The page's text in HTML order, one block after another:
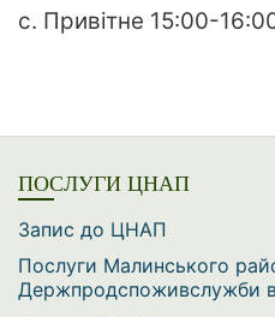
с. Привітне 15:00-
ПОСЛУГИ ЦНАП
Запис до ЦНАП
Послуги Малинського
Держпродспоживслужби